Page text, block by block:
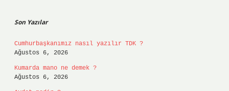
Son Yazılar
Cumhurbaşkanımız nasıl yazılır TDK ?
Ağustos 6, 2026
Kumarda mano ne demek ?
Ağustos 6, 2026